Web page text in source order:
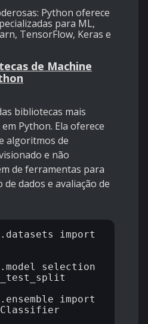
Python oferece
para ML,
TensorFlow, Keras e
de Machine
bibliotecas mais
Python. Ela oferece
algoritmos de
e não
de ferramentas para
dados e avaliação de
import
import